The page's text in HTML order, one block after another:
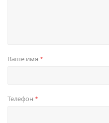
Ваше имя *
Телефон *